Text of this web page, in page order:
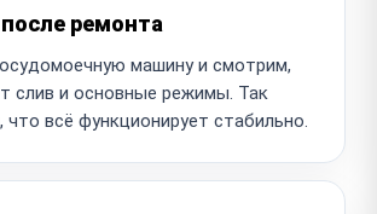
ремонта
машину и смотрим,
слив и основные режимы. Так
всё функционирует стабильно.